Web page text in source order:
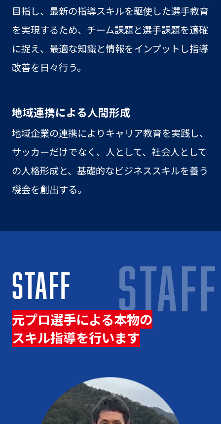
目指し、最新の指導スキルを駆使した選手教育
を実現するため、チーム課題と選手課題を適確
に捉え、最適な知識と情報をインプットし指導
改善を日々行う。
地域連携による人間形成
地域企業の連携によりキャリア教育を実践し、
サッカーだけでなく、人として、社会人として
の人格形成と、基礎的なビジネススキルを養う
機会を創出する。
STAFF
STAFF
元プロ選手による本物の
スキル指導を行います